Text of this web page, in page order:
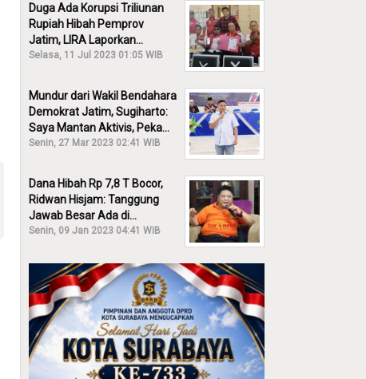
Duga Ada Korupsi Triliunan
Rupiah Hibah Pemprov
Jatim, LIRA Laporkan
Khofifah ke KPK: Dia Harus
Selasa, 11 Jul 2023 01:05 WIB
Mundur dari Wakil Bendahara
Demokrat Jatim, Sugiharto:
Saya Mantan Aktivis, Peka
Sekali Kalau Ada yang
Senin, 27 Mar 2023 02:41 WIB
Dana Hibah Rp 7,8 T Bocor,
Ridwan Hisjam: Tanggung
Jawab Besar Ada di
Pemprov, Bukan DPRD Jatim!
Senin, 09 Jan 2023 04:41 WIB